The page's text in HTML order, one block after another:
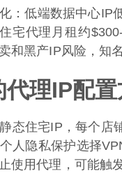
：低端数据中心IP
宅代理月租约
和黑产IP风险，知
理IP配
态住宅IP，每个店
人隐私保护选择
使用代理，可能触